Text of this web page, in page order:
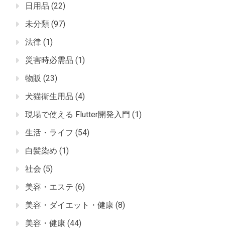
日用品 (22)
未分類 (97)
法律 (1)
災害時必需品 (1)
物販 (23)
犬猫衛生用品 (4)
現場で使える Flutter開発入門 (1)
生活・ライフ (54)
白髪染め (1)
社会 (5)
美容・エステ (6)
美容・ダイエット・健康 (8)
美容・健康 (44)